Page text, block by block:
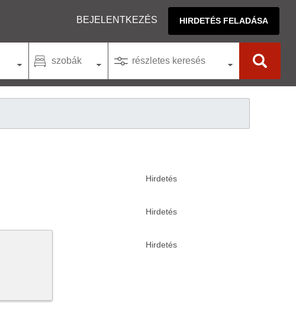
BEJELENTKEZÉS HIRDETÉS FELADÁSA
szobák részletes keresés